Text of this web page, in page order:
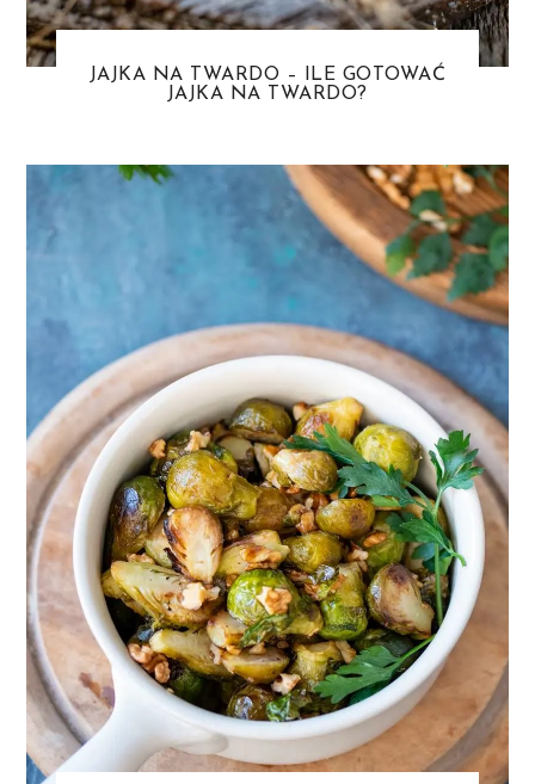
JAJKA NA TWARDO – ILE GOTOWAĆ
JAJKA NA TWARDO?